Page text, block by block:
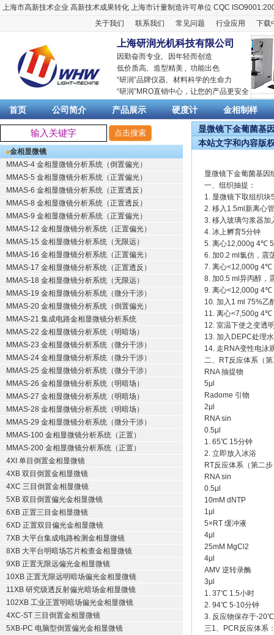
上海市高新技术企业 高新技术成果转化 上海市计量制造许可单位 CQC
关于我们
联系我们 常见问题 行业应用 下载
上海研润光机科技有限公司
因勤奋而专业, 因年轻而创造
低价质高, 造型精美 , 功能出色
“研润”品牌仪器, 材料科学的生命力
“研润”MRO直销中心，让您的产品更安全
首页 公司简介 产品展示 硬度计 金相制样
金相显微镜
MMAS-4 金相显微镜分析系统（倒置偏光）
MMAS-5 金相显微镜分析系统（正置偏光）
MMAS-6 金相显微镜分析系统（正置透反）
MMAS-8 金相显微镜分析系统（正置透反）
MMAS-9 金相显微镜分析系统（正置偏光）
MMAS-12 金相显微镜分析系统（正置偏光）
MMAS-15 金相显微镜分析系统（无限远）
MMAS-16 金相显微镜分析系统（正置偏光）
MMAS-17 金相显微镜分析系统（正置透反）
MMAS-18 金相显微镜分析系统（无限远）
MMAS-19 金相显微镜分析系统（微分干涉）
MMAS-20 金相显微镜分析系统（倒置偏光）
MMAS-21 集成电路金相显微镜分析系统
MMAS-22 金相显微镜分析系统（明暗场）
MMAS-23 金相显微镜分析系统（微分干涉）
MMAS-24 金相显微镜分析系统（微分干涉）
MMAS-25 金相显微镜分析系统（微分干涉）
MMAS-26 金相显微镜分析系统（明暗场）
MMAS-27 金相显微镜分析系统（明暗场）
MMAS-28 金相显微镜分析系统（明暗场）
MMAS-29 金相显微镜分析系统（微分干涉）
MMAS-100 金相显微镜分析系统（正置）
MMAS-200 金相显微镜分析系统（正置）
4XI 单目倒置金相显微镜
4XB 双目倒置金相显微镜
4XC 三目倒置金相显微镜
5XB 双目倒置偏光金相显微镜
6XB 正置三目金相显微镜
6XD 正置双目偏光金相显微镜
7XB 大平台集成电路检测金相显微镜
8XB 大平台明暗场芯片检查金相显微镜
9XB 正置无限远偏光金相显微镜
10XB 正置无限远明暗场偏光金相显微镜
11XB 研究级透反射偏光暗场金相显微镜
102XB 工业正置明暗场偏光金相显微镜
4XC-ST 三目倒置金相显微镜
5XB-PC 电脑型倒置偏光金相显微镜
显微镜下金葡菌基
本站文字和内容版
显微镜下金葡菌基因
一、组织抽提：
1. 显微镜下取组织
2. 移入1.5ml新离心
3. 移入玻璃匀浆器
4. 冰上孵育5分钟
5. 离心12,000g 4℃
6. 加0.2 ml氯仿，震
7. 离心<12,000g 4℃
8. 加0.5 ml异丙醇，
9. 离心<12,000g 4℃
10. 加入1 ml 75%乙
11. 离心<7,500g 4℃
12. 室温下使之变透
13. 加入DEPC处理
14. 走RNA变性电泳
二、RT反应体系（
RNA 抽提物
5μl
Radome 引物
2μl
RNA sin
0.5μl
1. 65℃ 15分钟
2. 立即放入冰浴
RT反应体系（第二
RNA sin
0.5μl
10mM dNTP
1μl
5×RT 缓冲液
4μl
25mM MgCl2
4μl
AMV 逆转录酶
3μl
1. 37℃ 1.5小时
2. 94℃ 5-10分钟
3. 反应物保存于-
三1、PCR反应体系